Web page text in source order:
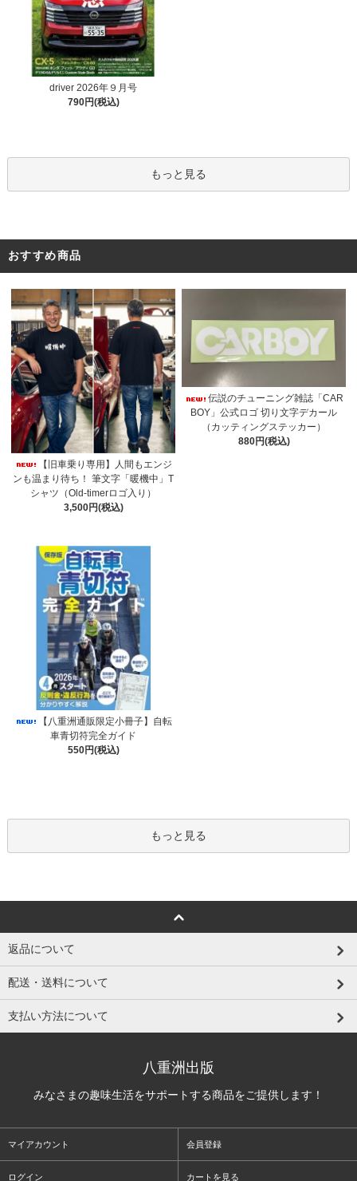
driver 2026年９月号
790円(税込)
もっと見る
おすすめ商品
【旧車乗り専用】人間もエンジ
ンも温まり待ち！ 筆文字「暖機中」T
シャツ（Old-timerロゴ入り）
3,500円(税込)
伝説のチューニング雑誌「CAR
BOY」公式ロゴ 切り文字デカール
（カッティングステッカー）
880円(税込)
【八重洲通販限定小冊子】自転
車青切符完全ガイド
550円(税込)
もっと見る
返品について
配送・送料について
支払い方法について
八重洲出版
みなさまの趣味生活をサポートする商品をご提供します！
マイアカウント 会員登録
ログイン カートを見る